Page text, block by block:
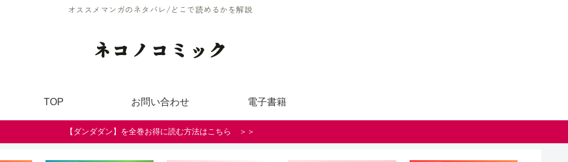
オススメマンガのネタバレ/どこで読めるかを解説
ネコノコミック
TOP お問い合わせ 電子書籍
【ダンダダン】を全巻お得に読む方法はこちら ＞＞